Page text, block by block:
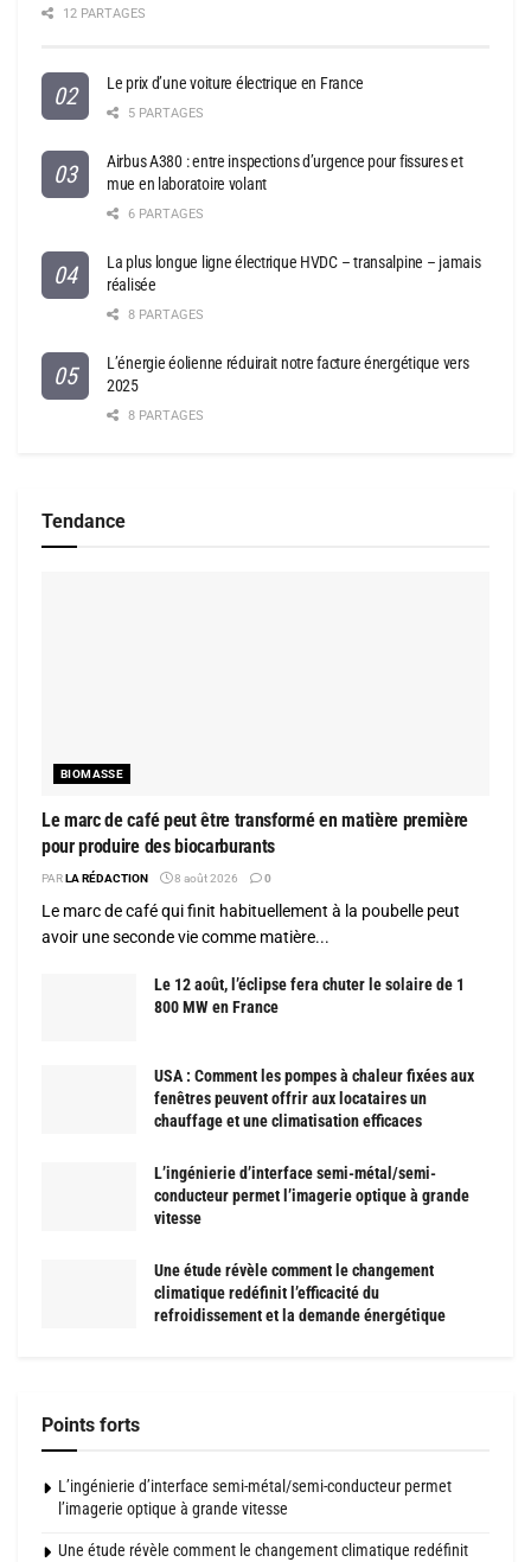
12 PARTAGES
Le prix d’une voiture électrique en France
5 PARTAGES
Airbus A380 : entre inspections d’urgence pour fissures et
mue en laboratoire volant
6 PARTAGES
La plus longue ligne électrique HVDC – transalpine – jamais
réalisée
8 PARTAGES
L’énergie éolienne réduirait notre facture énergétique vers
2025
8 PARTAGES
Tendance
BIOMASSE
Le marc de café peut être transformé en matière première
pour produire des biocarburants
PARLA RÉDACTION 8 août 2026 0
Le marc de café qui finit habituellement à la poubelle peut
avoir une seconde vie comme matière...
Le 12 août, l’éclipse fera chuter le solaire de 1
800 MW en France
USA : Comment les pompes à chaleur fixées aux
fenêtres peuvent offrir aux locataires un
chauffage et une climatisation efficaces
L’ingénierie d’interface semi-métal/semi-
conducteur permet l’imagerie optique à grande
vitesse
Une étude révèle comment le changement
climatique redéfinit l’efficacité du
refroidissement et la demande énergétique
Points forts
L’ingénierie d’interface semi-métal/semi-conducteur permet
l’imagerie optique à grande vitesse
Une étude révèle comment le changement climatique redéfinit